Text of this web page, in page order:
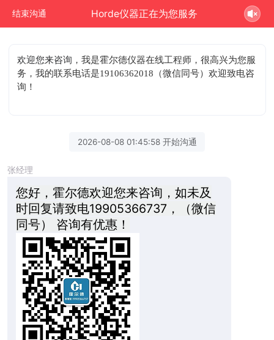
结束沟通 Horde仪器正在为您服务
欢迎您来咨询 ，我是霍尔德仪器在线工程师，很高兴为您服
务，我的联系电话是19106362018（微信同号）欢迎致电咨
询！
2026-08-08 01:45:58 开始沟通
张经理
您好，霍尔德欢迎您来咨询，如未及
时回复请致电19905366737，（微信
同号） 咨询有优惠！